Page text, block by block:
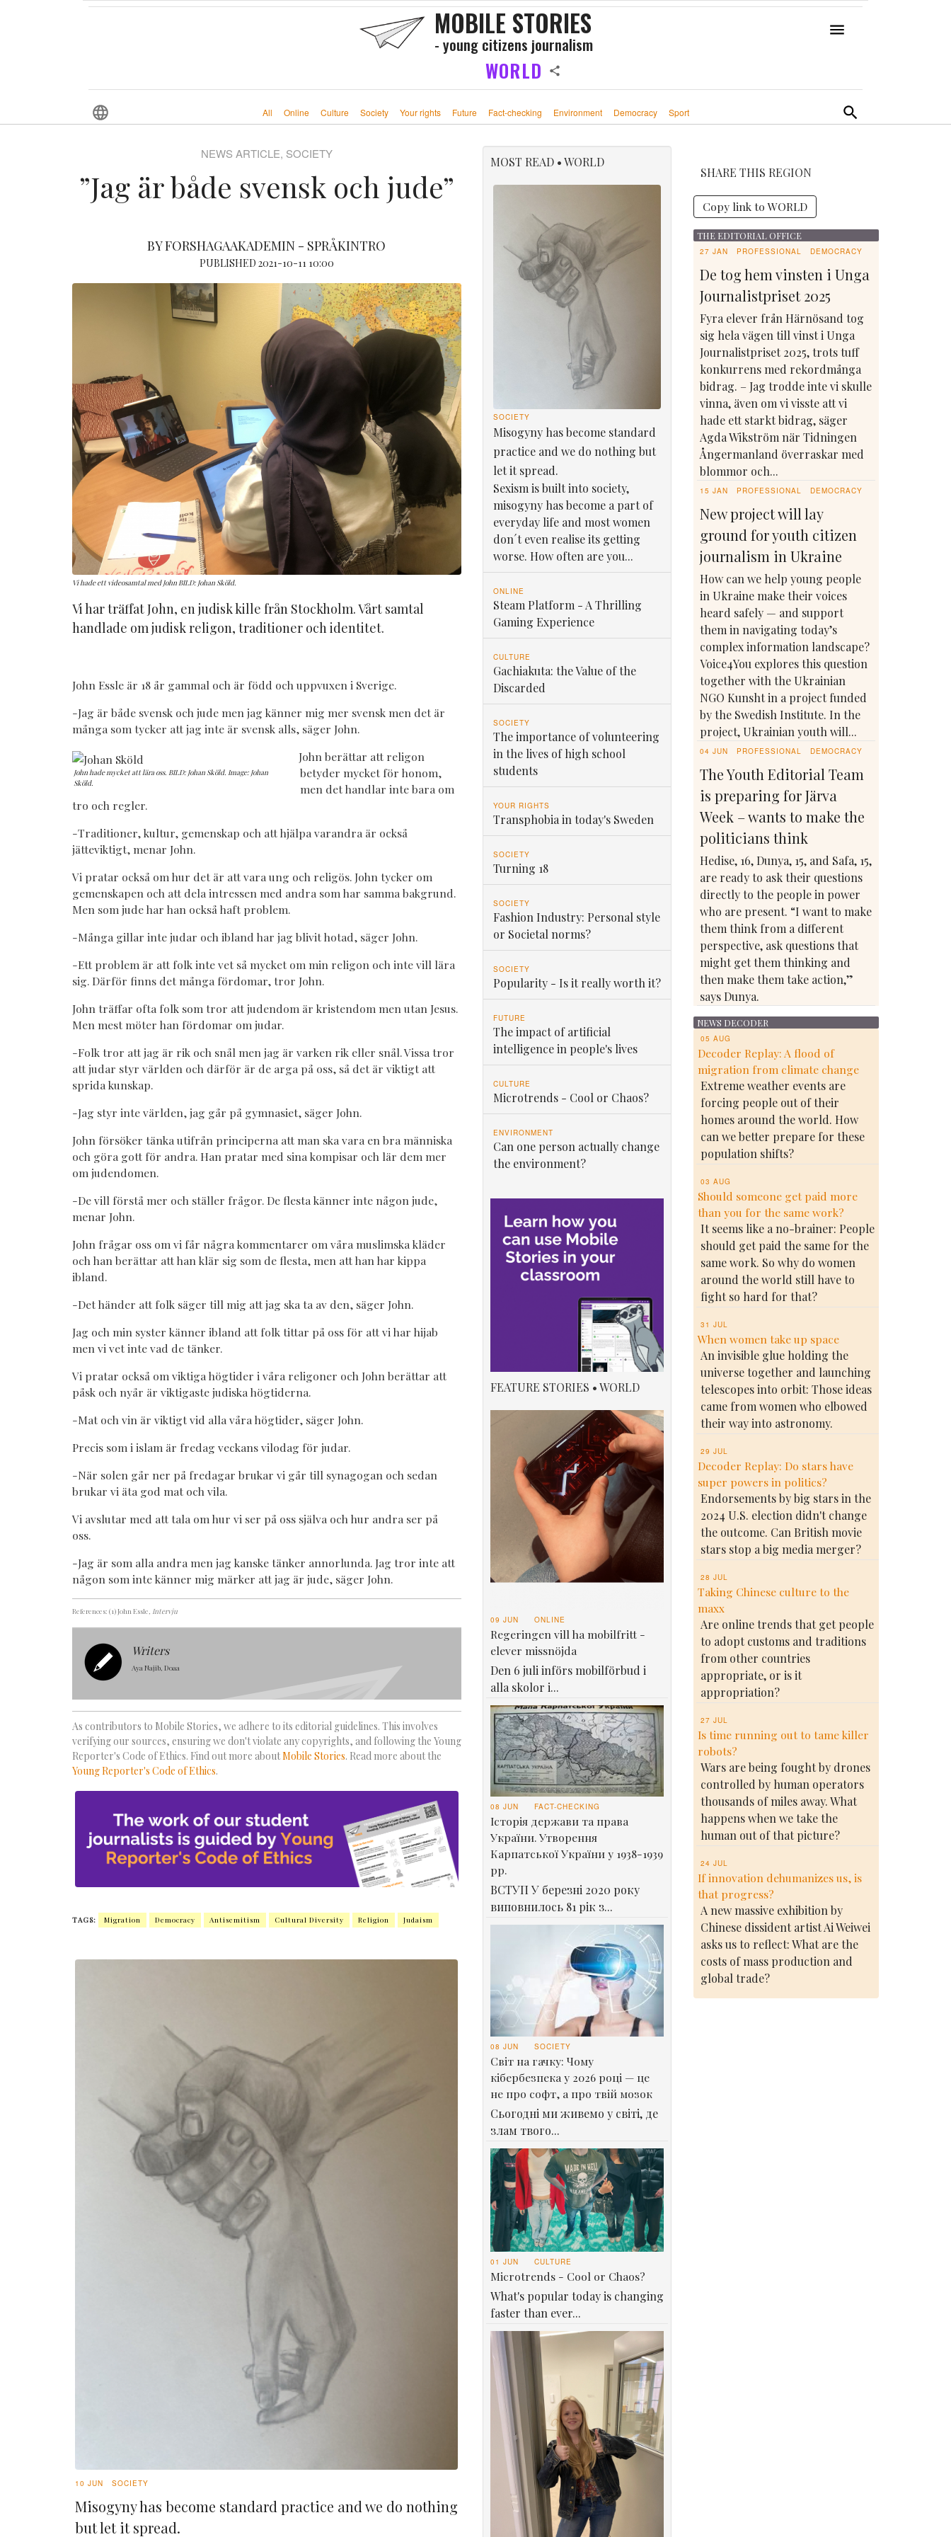
MOBILE STORIES
- young citizens journalism
WORLD
All Online Culture Society Your rights Future Fact-checking Environment Democracy Sport
NEWS ARTICLE, SOCIETY
”Jag är både svensk och jude”
BY FORSHAGAAKADEMIN - SPRÅKINTRO
PUBLISHED 2021-10-11 10:00
Vi hade ett videosamtal med John BILD: Johan Sköld.
Vi har träffat John, en judisk kille från Stockholm. Vårt samtal
handlade om judisk religon, traditioner och identitet.
John Essle är 18 år gammal och är född och uppvuxen i Sverige.
-Jag är både svensk och jude men jag känner mig mer svensk men det är
många som tycker att jag inte är svensk alls, säger John.
John hade mycket att lära oss. BILD: Johan Sköld. Image: Johan
Sköld.
John berättar att religon
betyder mycket för honom,
men det handlar inte bara om
tro och regler.
-Traditioner, kultur, gemenskap och att hjälpa varandra är också
jätteviktigt, menar John.
Vi pratar också om hur det är att vara ung och religös. John tycker om
gemenskapen och att dela intressen med andra som har samma bakgrund.
Men som jude har han också haft problem.
-Många gillar inte judar och ibland har jag blivit hotad, säger John.
-Ett problem är att folk inte vet så mycket om min religon och inte vill lära
sig. Därför finns det många fördomar, tror John.
John träffar ofta folk som tror att judendom är kristendom men utan Jesus.
Men mest möter han fördomar om judar.
-Folk tror att jag är rik och snål men jag är varken rik eller snål. Vissa tror
att judar styr världen och därför är de arga på oss, så det är viktigt att
sprida kunskap.
-Jag styr inte världen, jag går på gymnasiet, säger John.
John försöker tänka utifrån principerna att man ska vara en bra människa
och göra gott för andra. Han pratar med sina kompisar och lär dem mer
om judendomen.
-De vill förstå mer och ställer frågor. De flesta känner inte någon jude,
menar John.
John frågar oss om vi får några kommentarer om våra muslimska kläder
och han berättar att han klär sig som de flesta, men att han har kippa
ibland.
-Det händer att folk säger till mig att jag ska ta av den, säger John.
Jag och min syster känner ibland att folk tittar på oss för att vi har hijab
men vi vet inte vad de tänker.
Vi pratar också om viktiga högtider i våra religoner och John berättar att
påsk och nyår är viktigaste judiska högtiderna.
-Mat och vin är viktigt vid alla våra högtider, säger John.
Precis som i islam är fredag veckans vilodag för judar.
-När solen går ner på fredagar brukar vi går till synagogan och sedan
brukar vi äta god mat och vila.
Vi avslutar med att tala om hur vi ser på oss själva och hur andra ser på
oss.
-Jag är som alla andra men jag kanske tänker annorlunda. Jag tror inte att
någon som inte känner mig märker att jag är jude, säger John.
References: (1) John Essle, Intervju
Writers
Aya Najib, Doaa
As contributors to Mobile Stories, we adhere to its editorial guidelines. This involves
verifying our sources, ensuring we don't violate any copyrights, and following the Young
Reporter's Code of Ethics. Find out more aboutMobile Stories. Read more about the
Young Reporter's Code of Ethics.
TAGS: Migration Democracy Antisemitism Cultural Diversity Religion Judaism
10 JUN SOCIETY
Misogyny has become standard practice and we do nothing
but let it spread.
MOST READ • WORLD
SOCIETY
Misogyny has become standard
practice and we do nothing but
let it spread.
Sexism is built into society,
misogyny has become a part of
everyday life and most women
don´t even realise its getting
worse. How often are you...
ONLINE
Steam Platform - A Thrilling
Gaming Experience
CULTURE
Gachiakuta: the Value of the
Discarded
SOCIETY
The importance of volunteering
in the lives of high school
students
YOUR RIGHTS
Transphobia in today's Sweden
SOCIETY
Turning 18
SOCIETY
Fashion Industry: Personal style
or Societal norms?
SOCIETY
Popularity - Is it really worth it?
FUTURE
The impact of artificial
intelligence in people's lives
CULTURE
Microtrends - Cool or Chaos?
ENVIRONMENT
Can one person actually change
the environment?
FEATURE STORIES • WORLD
09 JUN ONLINE
Regeringen vill ha mobilfritt -
elever missnöjda
Den 6 juli införs mobilförbud i
alla skolor i...
08 JUN FACT-CHECKING
Історія держави та права
України. Утворення
Карпатської України у 1938-1939
рр.
ВСТУП У березні 2020 року
виповнилось 81 рік з...
08 JUN SOCIETY
Світ на гачку: Чому
кібербезпека у 2026 році — це
не про софт, а про твій мозок
Сьогодні ми живемо у світі, де
злам твого...
01 JUN CULTURE
Microtrends - Cool or Chaos?
What's popular today is changing
faster than ever...
SHARE THIS REGION
Copy link to WORLD
THE EDITORIAL OFFICE
27 JAN PROFESSIONAL DEMOCRACY
De tog hem vinsten i Unga
Journalistpriset 2025
Fyra elever från Härnösand tog
sig hela vägen till vinst i Unga
Journalistpriset 2025, trots tuff
konkurrens med rekordmånga
bidrag. – Jag trodde inte vi skulle
vinna, även om vi visste att vi
hade ett starkt bidrag, säger
Agda Wikström när Tidningen
Ångermanland överraskar med
blommor och...
15 JAN PROFESSIONAL DEMOCRACY
New project will lay
ground for youth citizen
journalism in Ukraine
How can we help young people
in Ukraine make their voices
heard safely — and support
them in navigating today’s
complex information landscape?
Voice4You explores this question
together with the Ukrainian
NGO Kunsht in a project funded
by the Swedish Institute. In the
project, Ukrainian youth will...
04 JUN PROFESSIONAL DEMOCRACY
The Youth Editorial Team
is preparing for Järva
Week – wants to make the
politicians think
Hedise, 16, Dunya, 15, and Safa, 15,
are ready to ask their questions
directly to the people in power
who are present. “I want to make
them think from a different
perspective, ask questions that
might get them thinking and
then make them take action,”
says Dunya.
NEWS DECODER
05 AUG
Decoder Replay: A flood of
migration from climate change
Extreme weather events are
forcing people out of their
homes around the world. How
can we better prepare for these
population shifts?
03 AUG
Should someone get paid more
than you for the same work?
It seems like a no-brainer: People
should get paid the same for the
same work. So why do women
around the world still have to
fight so hard for that?
31 JUL
When women take up space
An invisible glue holding the
universe together and launching
telescopes into orbit: Those ideas
came from women who elbowed
their way into astronomy.
29 JUL
Decoder Replay: Do stars have
super powers in politics?
Endorsements by big stars in the
2024 U.S. election didn't change
the outcome. Can British movie
stars stop a big media merger?
28 JUL
Taking Chinese culture to the
maxx
Are online trends that get people
to adopt customs and traditions
from other countries
appropriate, or is it
appropriation?
27 JUL
Is time running out to tame killer
robots?
Wars are being fought by drones
controlled by human operators
thousands of miles away. What
happens when we take the
human out of that picture?
24 JUL
If innovation dehumanizes us, is
that progress?
A new massive exhibition by
Chinese dissident artist Ai Weiwei
asks us to reflect: What are the
costs of mass production and
global trade?